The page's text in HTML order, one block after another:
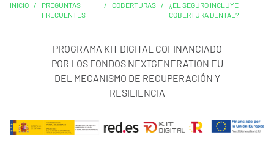
INICIO /
PREGUNTAS
FRECUENTES
/ COBERTURAS /
¿EL SEGURO INCLUYE
COBERTURA DENTAL?
PROGRAMA KIT DIGITAL COFINANCIADO
POR LOS FONDOS NEXTGENERATION EU
DEL MECANISMO DE RECUPERACIÓN Y
RESILIENCIA